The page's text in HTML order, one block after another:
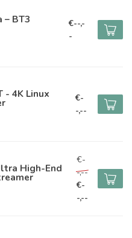
– BT3
€--,-
-
- 4K Linux
€-
-,--
High-End
€-
-,--
€-
-,--